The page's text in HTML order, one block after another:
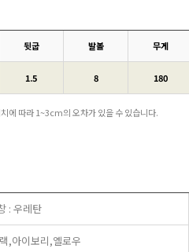
뒷굽 발볼 무게
1.5 8 180
에 따라 1~3cm의 오차가 있을 수 있습니다.
: 우레탄
,아이보리,옐로우